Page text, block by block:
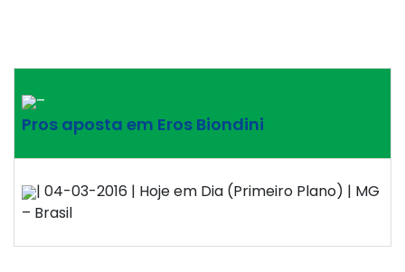
–
Pros aposta em Eros Biondini
| 04-03-2016 | Hoje em Dia (Primeiro Plano) | MG
– Brasil